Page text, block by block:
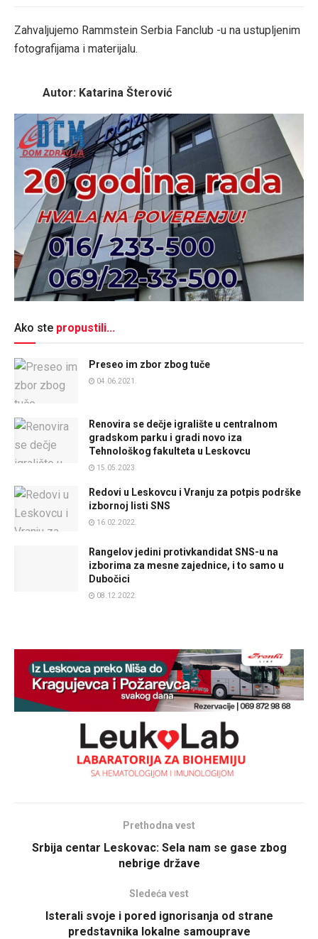
Zahvaljujemo Rammstein Serbia Fanclub -u na ustupljenim
fotografijama i materijalu.
Autor: Katarina Šterović
Ako ste propustili...
Preseo im zbor zbog tuče
04.06.2021.
Renovira se dečje igralište u centralnom
gradskom parku i gradi novo iza
Tehnološkog fakulteta u Leskovcu
15.05.2023.
Redovi u Leskovcu i Vranju za potpis podrške
izbornoj listi SNS
16.02.2022.
Rangelov jedini protivkandidat SNS-u na
izborima za mesne zajednice, i to samo u
Dubočici
08.12.2022.
Prethodna vest
Srbija centar Leskovac: Sela nam se gase zbog
nebrige države
Sledeća vest
Isterali svoje i pored ignorisanja od strane
predstavnika lokalne samouprave